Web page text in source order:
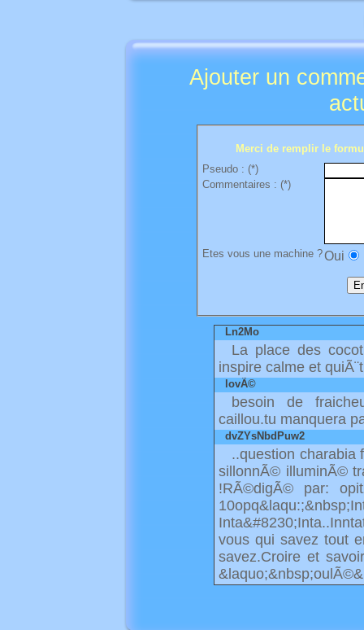
Ajouter un
Merci de remplir le
Pseudo : (*)
Commentaires : (*)
Etes vous une machine ?Oui
Ln2Mo
La place des
inspire calme et
lovÃ©
besoin de
caillou.tu manquera
dvZYsNbdPuw2
..question charabia
sillonnÃ© illuminÃ©
!RÃ©digÃ© par:
vous qui savez tout
savez.Croire et